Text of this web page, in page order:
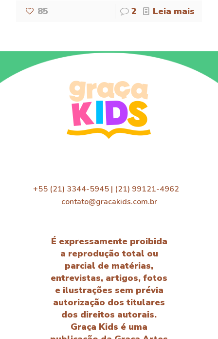
85 2 Leia mais
+55 (21) 3344-5945 | (21) 99121-4962
contato@gracakids.com.br
É expressamente proibida
a reprodução total ou
parcial de matérias,
entrevistas, artigos, fotos
e ilustrações sem prévia
autorização dos titulares
dos direitos autorais.
Graça Kids é uma